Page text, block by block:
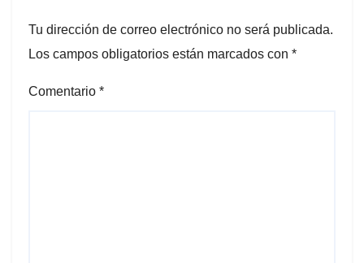
Tu dirección de correo electrónico no será publicada.
Los campos obligatorios están marcados con *
Comentario *